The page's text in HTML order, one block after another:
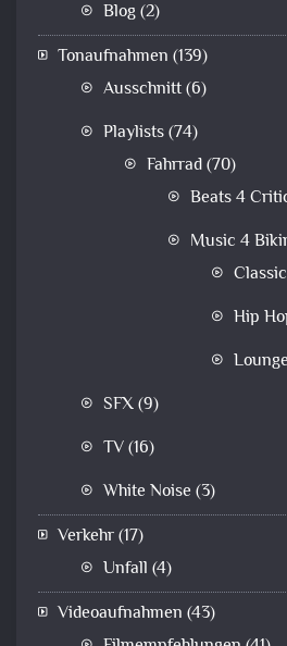
Blog(2)
Tonaufnahmen (139)
Ausschnitt(6)
Playlists(74)
Fahrrad(70)
Beats 4
Music 4
Hip
Lounge
SFX(9)
TV(16)
White Noise (3)
Verkehr(17)
Unfall (4)
Videoaufnahmen (43)